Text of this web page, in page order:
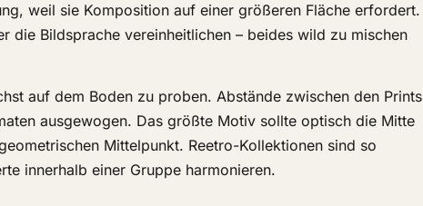
weil sie Komposition auf einer größeren Fläche erfordert.
die Bildsprache vereinheitlichen – beides wild zu mischen
auf dem Boden zu proben. Abstände zwischen den Prints
ausgewogen. Das größte Motiv sollte optisch die Mitte
Mittelpunkt. Reetro-Kollektionen sind so
innerhalb einer Gruppe harmonieren.